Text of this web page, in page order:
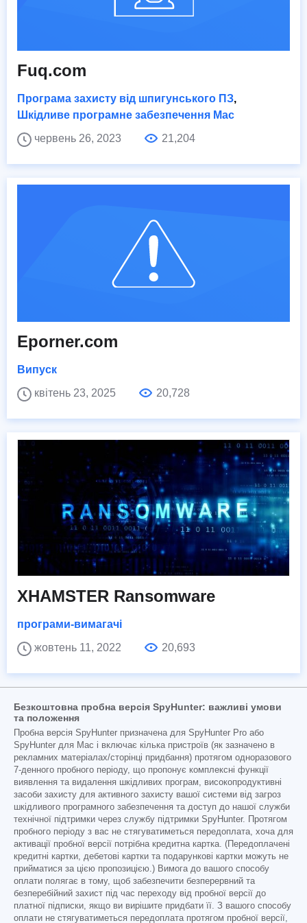
Fuq.com
Програма захисту від шпигунського ПЗ,
Шкідливе програмне забезпечення Mac
червень 26, 2023
21,204
Eporner.com
Випуск
квітень 23, 2025
20,728
XHAMSTER Ransomware
програми-вимагачі
жовтень 11, 2022
20,693
Безкоштовна пробна версія SpyHunter: важливі умови
та положення
Пробна версія SpyHunter призначена для SpyHunter Pro або
SpyHunter для Mac і включає кілька пристроїв (як зазначено в
рекламних матеріалах/сторінці придбання) протягом одноразового
7-денного пробного періоду, що пропонує комплексні функції
виявлення та видалення шкідливих програм, високопродуктивні
засоби захисту для активного захисту вашої системи від загроз
шкідливого програмного забезпечення та доступ до нашої служби
технічної підтримки через службу підтримки SpyHunter. Протягом
пробного періоду з вас не стягуватиметься передоплата, хоча для
активації пробної версії потрібна кредитна картка. (Передоплачені
кредитні картки, дебетові картки та подарункові картки можуть не
прийматися за цією пропозицією.) Вимога до вашого способу
оплати полягає в тому, щоб забезпечити безперервний та
безперебійний захист під час переходу від пробної версії до
платної підписки, якщо ви вирішите придбати її. З вашого способу
оплати не стягуватиметься передоплата протягом пробної версії,